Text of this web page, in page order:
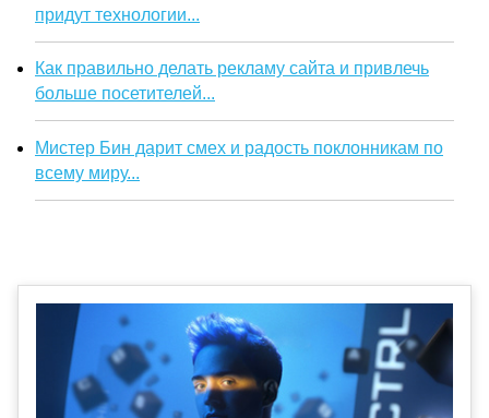
придут технологии...
Как правильно делать рекламу сайта и привлечь
больше посетителей...
Мистер Бин дарит смех и радость поклонникам по
всему миру...